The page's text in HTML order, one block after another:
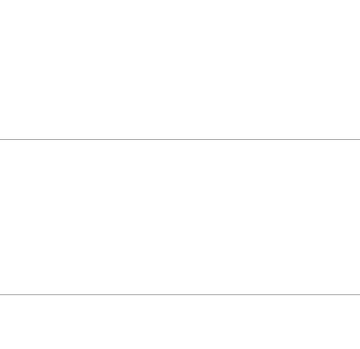
بطلٍ يرتجف من برد يناير بلسانِ مبتور، وبين طلب نوتيفيكشن
يصل القارئ إلى فهم محتواها وغايتها، فرغم اعتماد أحمد عبد
درامية تحتاج إلى الكثير من التوقف والتأمل، فالبطل يحتفل
التي يحبها، وغير ذلك من أشياء واقعية، ولكنه ينتقل إلى عالم
فيه دلال على الضحك أو الغضب، وغير ذلك من ممارسات
التيندر ليست صورنا في الواقع) رغم الانتقال في الزمان والمكان،